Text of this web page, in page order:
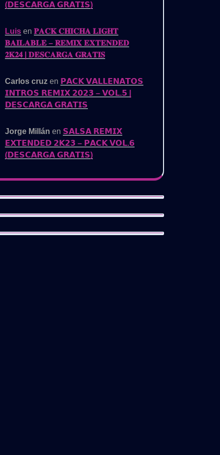
(𝗗𝗘𝗦𝗖𝗔𝗥𝗚𝗔 𝗚𝗥𝗔𝗧𝗜𝗦)
Luis en 𝐏𝐀𝐂𝐊 𝐂𝐇𝐈𝐂𝐇𝐀 𝐋𝐈𝐆𝐇𝐓
𝐁𝐀𝐈𝐋𝐀𝐁𝐋𝐄 – 𝐑𝐄𝐌𝐈𝐗 𝐄𝐗𝐓𝐄𝐍𝐃𝐄𝐃
𝟐𝐊𝟐𝟒 | 𝐃𝐄𝐒𝐂𝐀𝐑𝐆𝐀 𝐆𝐑𝐀𝐓𝐈𝐒
Carlos cruz en 𝗣𝗔𝗖𝗞 𝗩𝗔𝗟𝗟𝗘𝗡𝗔𝗧𝗢𝗦
𝗜𝗡𝗧𝗥𝗢𝗦 𝗥𝗘𝗠𝗜𝗫 𝟮𝟬𝟮𝟯 – 𝗩𝗢𝗟.𝟱 |
𝗗𝗘𝗦𝗖𝗔𝗥𝗚𝗔 𝗚𝗥𝗔𝗧𝗜𝗦
Jorge Millán en 𝗦𝗔𝗟𝗦𝗔 𝗥𝗘𝗠𝗜𝗫
𝗘𝗫𝗧𝗘𝗡𝗗𝗘𝗗 𝟮𝗞𝟮𝟯 – 𝗣𝗔𝗖𝗞 𝗩𝗢𝗟.𝟲
(𝗗𝗘𝗦𝗖𝗔𝗥𝗚𝗔 𝗚𝗥𝗔𝗧𝗜𝗦)